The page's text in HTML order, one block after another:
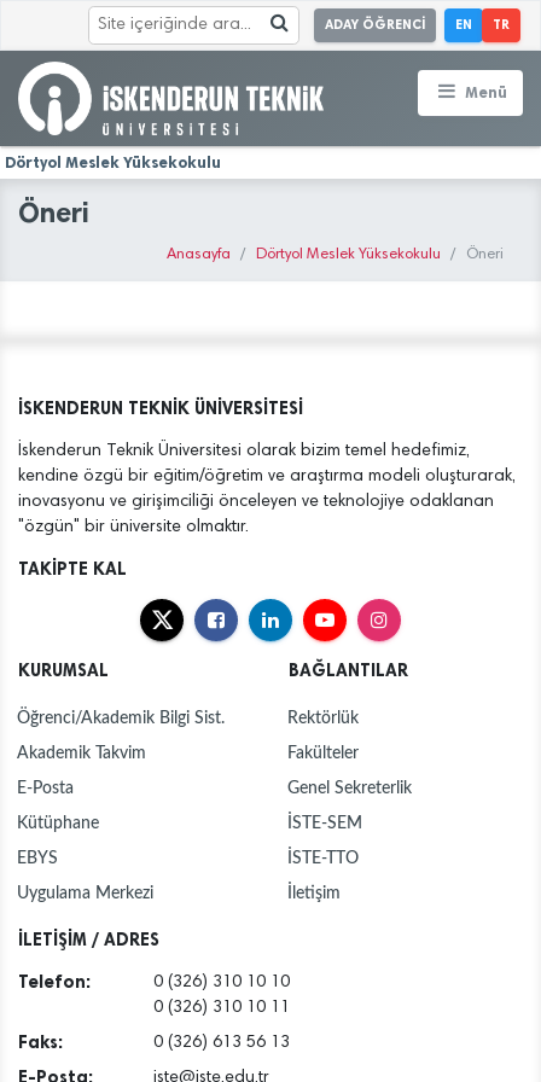
ADAY ÖĞRENCİ EN TR
Menü
Dörtyol Meslek Yüksekokulu
Öneri
Anasayfa Dörtyol Meslek Yüksekokulu Öneri
İSKENDERUN TEKNİK ÜNİVERSİTESİ
İskenderun Teknik Üniversitesi olarak bizim temel hedefimiz,
kendine özgü bir eğitim/öğretim ve araştırma modeli oluşturarak,
inovasyonu ve girişimciliği önceleyen ve teknolojiye odaklanan
"özgün" bir üniversite olmaktır.
TAKİPTE KAL
KURUMSAL
Öğrenci/Akademik Bilgi Sist.
Akademik Takvim
E-Posta
Kütüphane
EBYS
Uygulama Merkezi
BAĞLANTILAR
Rektörlük
Fakülteler
Genel Sekreterlik
İSTE-SEM
İSTE-TTO
İletişim
İLETİŞİM / ADRES
Telefon:
0 (326) 310 10 10
0 (326) 310 10 11
Faks: 0 (326) 613 56 13
E-Posta: iste@iste.edu.tr